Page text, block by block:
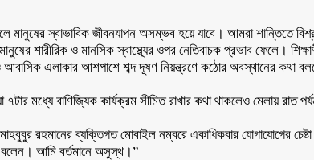
মানুষের স্বাভাবিক জীবনযাপন অসম্ভব হয়ে যাবে। আমরা শান্তিতে
শারীরিক ও মানসিক স্বাস্থ্যের ওপর নেতিবাচক প্রভাব ফেলে।
আবাসিক এলাকার আশপাশে শব্দ দূষণ নিয়ন্ত্রণে কঠোর অবস্থানের কথা
৭টার মধ্যে বাণিজ্যিক কার্যক্রম সীমিত রাখার কথা থাকলেও মেলায় রাত
রহমানের ব্যক্তিগত মোবাইল নম্বরে একাধিকবার যোগাযোগের
বলেন। আমি বর্তমানে অসুস্থ।”